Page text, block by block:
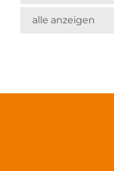
alle anzeigen